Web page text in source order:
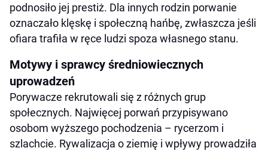
podnosiło jej prestiż. Dla innych rodzin porwanie
oznaczało klęskę i społeczną hańbę, zwłaszcza jeśli
ofiara trafiła w ręce ludzi spoza własnego stanu.
Motywy i sprawcy średniowiecznych
uprowadzeń
Porywacze rekrutowali się z różnych grup
społecznych. Najwięcej porwań przypisywano
osobom wyższego pochodzenia – rycerzom i
szlachcie. Rywalizacja o ziemię i wpływy prowadziła